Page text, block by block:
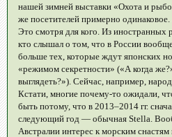
нашей зимней выставки «Охота и
же посетителей примерно одинаковое.
Это смотря для кого. Из иностранных
кто слышал о том, что в России
больше тех, которые ждут японских
«режимом секретности» («А когда
выглядеть?»). Сейчас, например,
Кстати, многие почему-то ожидали,
быть потому, что в 2013–2014 гг.
следующий год — обычная Stella.
Австралии интерес к морским